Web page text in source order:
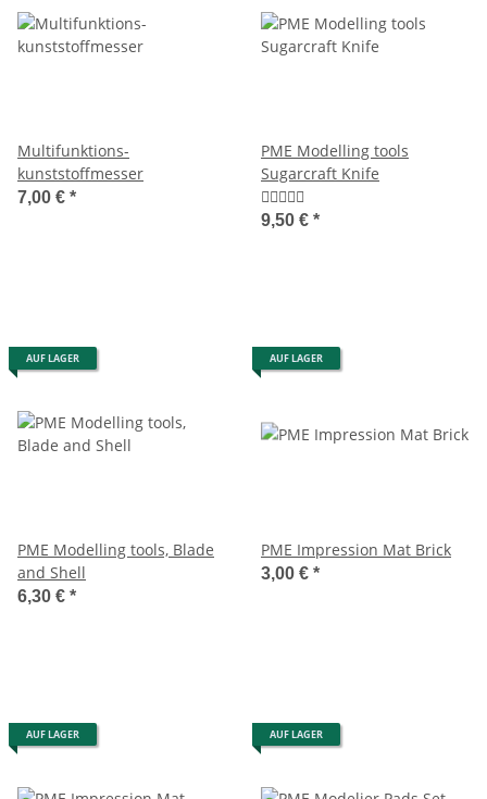
Multifunktions-
kunststoffmesser
7,00 € *
PME Modelling tools
Sugarcraft Knife
9,50 € *
AUF LAGER
PME Modelling tools, Blade
and Shell
6,30 € *
AUF LAGER
PME Impression Mat Brick
3,00 € *
AUF LAGER AUF LAGER